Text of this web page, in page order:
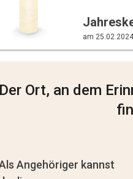
am
Ort, an dem
Angehöriger kannst